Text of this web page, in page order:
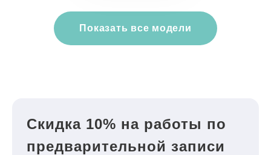
Показать все модели
Скидка 10% на работы по
предварительной записи